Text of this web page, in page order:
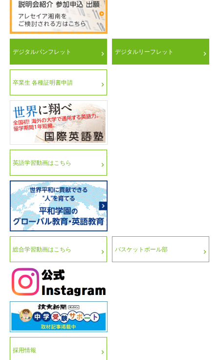
デジタルパンフレット デジタルリーフレット
卒業生 各種証明書申請
英語学習動画はこちら
総合学習動画はこちら バスケットボール部
採用情報